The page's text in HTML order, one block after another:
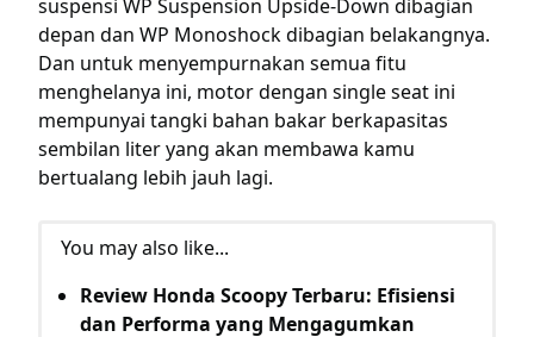
suspensi WP Suspension Upside-Down dibagian
depan dan WP Monoshock dibagian belakangnya.
Dan untuk menyempurnakan semua fitu
menghelanya ini, motor dengan single seat ini
mempunyai tangki bahan bakar berkapasitas
sembilan liter yang akan membawa kamu
bertualang lebih jauh lagi.
You may also like...
Review Honda Scoopy Terbaru: Efisiensi
dan Performa yang Mengagumkan